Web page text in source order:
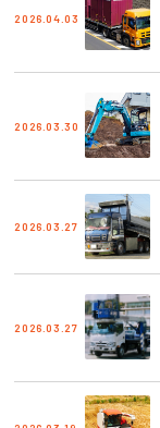
2026.04.03
2026.03.30
2026.03.27
2026.03.27